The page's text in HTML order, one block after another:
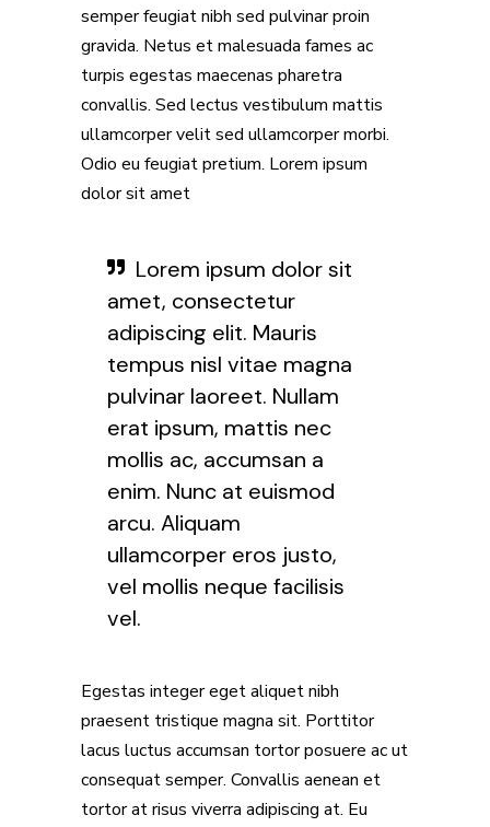
semper feugiat nibh sed pulvinar proin
gravida. Netus et malesuada fames ac
turpis egestas maecenas pharetra
convallis. Sed lectus vestibulum mattis
ullamcorper velit sed ullamcorper morbi.
Odio eu feugiat pretium. Lorem ipsum
dolor sit amet
Lorem ipsum dolor sit
amet, consectetur
adipiscing elit. Mauris
tempus nisl vitae magna
pulvinar laoreet. Nullam
erat ipsum, mattis nec
mollis ac, accumsan a
enim. Nunc at euismod
arcu. Aliquam
ullamcorper eros justo,
vel mollis neque facilisis
vel.
Egestas integer eget aliquet nibh
praesent tristique magna sit. Porttitor
lacus luctus accumsan tortor posuere ac ut
consequat semper. Convallis aenean et
tortor at risus viverra adipiscing at. Eu